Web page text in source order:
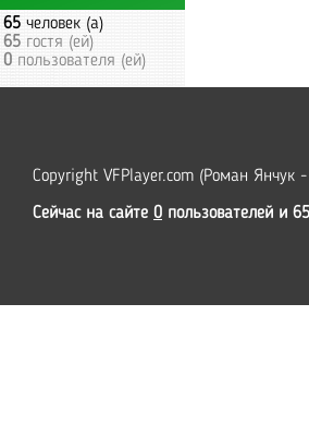
65 человек (а)
65 гостя (ей)
0 пользователя (ей)
Copyright VFPlayer.com (Роман
Сейчас на сайте 0 пользователей и